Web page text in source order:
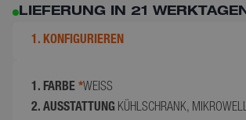
LIEFERUNG IN 21
1. KONFIGURIEREN
1. FARBE *WEISS
2. AUSSTATTUNG KÜHLSCHRANK,